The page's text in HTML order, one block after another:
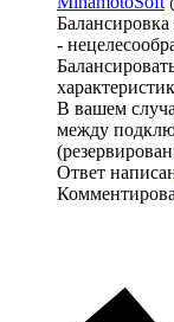
-
В вашем
между
Ответ